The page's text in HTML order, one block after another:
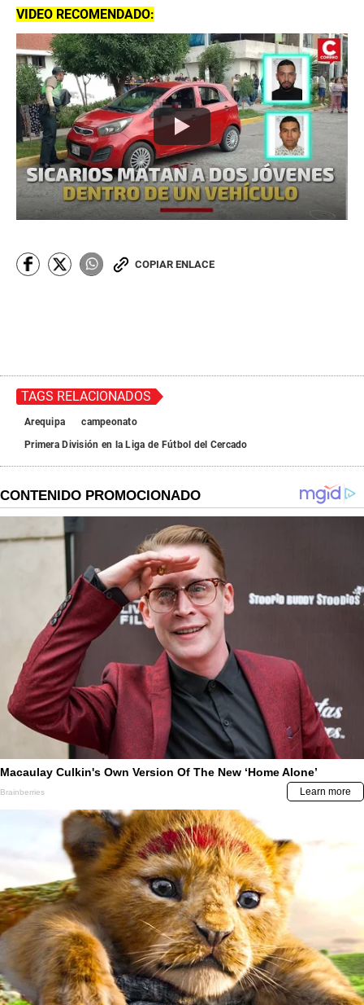
VIDEO RECOMENDADO:
COPIAR ENLACE
TAGS RELACIONADOS
Arequipa
campeonato
Primera División en la Liga de Fútbol del Cercado